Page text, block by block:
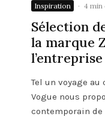
Inspiration · 4 min
Sélection
la marque
Tel un voyage
Vogue nous
contemporain de